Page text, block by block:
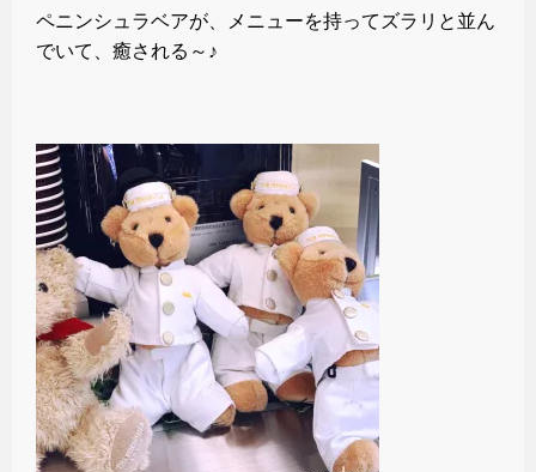
ペニンシュラベアが、メニューを持ってズラリと並ん
でいて、癒される～♪